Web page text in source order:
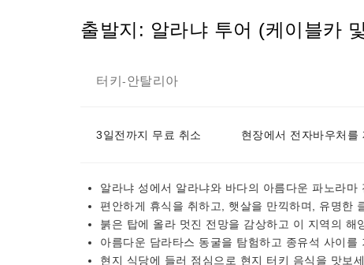
출발지: 알라냐 투어 (케이블카
터키 -안탈리아
3일전까지 무료 취소 현장에서 전자바우처를
알라냐 성에서 알라냐와 바다의 아름다운 파노라마
편안하게 휴식을 취하고, 햇살을 만끽하며, 유명한
붉은 탑에 올라 멋진 전망을 감상하고 이 지역의 해
아름다운 담라타스 동굴을 탐험하고 종유석 사이를
현지 식당에 들러 점심으로 현지 터키 음식을 맛보세